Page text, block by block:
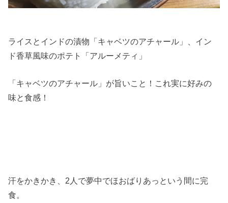
ライスとインドの漬物「キャベツのアチャール」、イン
ド香草風味のポテト「アルーメティ」
「キャベツのアチャール」が旨いこと！これ実に好みの
味と食感！
汗をかきかき、2人で夢中でほおばりあっという間に完
食。